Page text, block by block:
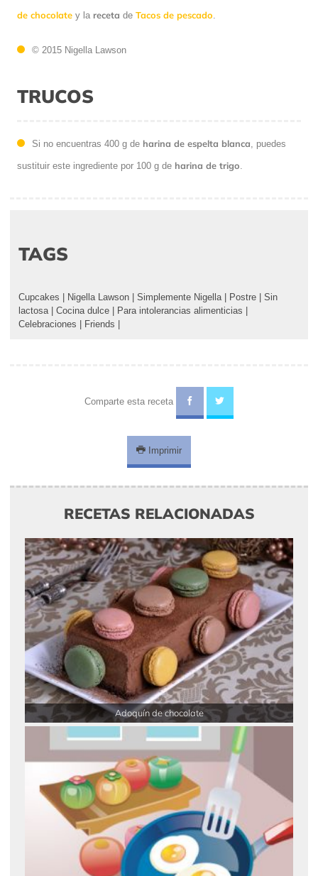
de chocolate y la receta de Tacos de pescado
© 2015 Nigella Lawson
TRUCOS
Si no encuentras 400 g de harina de espelta blanca , puedes
sustituir este ingrediente por 100 g de harina de trigo
TAGS
Cupcakes | Nigella Lawson | Simplemente Nigella | Postre | Sin
lactosa | Cocina dulce | Para intolerancias alimenticias |
Celebraciones | Friends |
Comparte esta receta
Imprimir
RECETAS RELACIONADAS
Adoquín de chocolate